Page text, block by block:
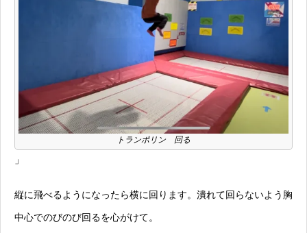
トランポリン 回る
」
縦に飛べるようになったら横に回ります。潰れて回らないよう胸
中心でのびのび回るを心がけて。